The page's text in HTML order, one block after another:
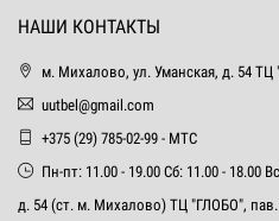
НАШИ КОНТАКТЫ
м. Михалово, ул. Уманская, д. 54
uutbel@gmail.com
+375 (29) 785-02-99 - МТС
Пн-пт: 11.00 - 19.00 Сб: 11.00 - 18.00
д. 54 (ст. м. Михалово) ТЦ "ГЛОБО", пав.